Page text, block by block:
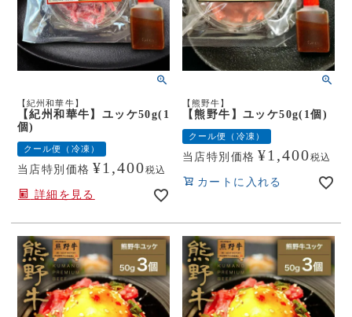
【紀州和華牛】
【紀州和華牛】ユッケ50g(1
個)
クール便（冷凍）
当店特別価格 ¥1,400税込
詳細を見る
【熊野牛】
【熊野牛】ユッケ50g(1個)
クール便（冷凍）
当店特別価格 ¥1,400税込
カートに入れる